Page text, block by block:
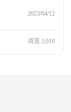
2023/04/12
浏览 3,910